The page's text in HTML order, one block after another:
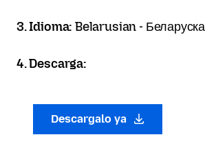
3. Idioma:Belarusian -
4. Descarga:
Descargalo ya